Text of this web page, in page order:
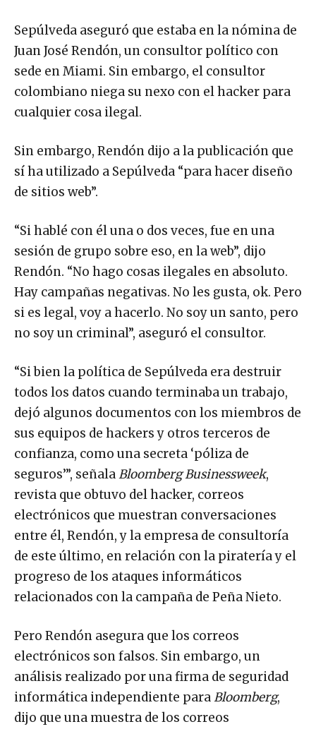
Sepúlveda aseguró que estaba en la nómina de
Juan José Rendón, un consultor político con
sede en Miami. Sin embargo, el consultor
colombiano niega su nexo con el hacker para
cualquier cosa ilegal.
Sin embargo, Rendón dijo a la publicación que
sí ha utilizado a Sepúlveda “para hacer diseño
de sitios web”.
“Si hablé con él una o dos veces, fue en una
sesión de grupo sobre eso, en la web”, dijo
Rendón. “No hago cosas ilegales en absoluto.
Hay campañas negativas. No les gusta, ok. Pero
si es legal, voy a hacerlo. No soy un santo, pero
no soy un criminal”, aseguró el consultor.
“Si bien la política de Sepúlveda era destruir
todos los datos cuando terminaba un trabajo,
dejó algunos documentos con los miembros de
sus equipos de hackers y otros terceros de
confianza, como una secreta ‘póliza de
seguros’”, señalaBloomberg Businessweek,
revista que obtuvo del hacker, correos
electrónicos que muestran conversaciones
entre él, Rendón, y la empresa de consultoría
de este último, en relación con la piratería y el
progreso de los ataques informáticos
relacionados con la campaña de Peña Nieto.
Pero Rendón asegura que los correos
electrónicos son falsos. Sin embargo, un
análisis realizado por una firma de seguridad
informática independiente paraBloomberg,
dijo que una muestra de los correos